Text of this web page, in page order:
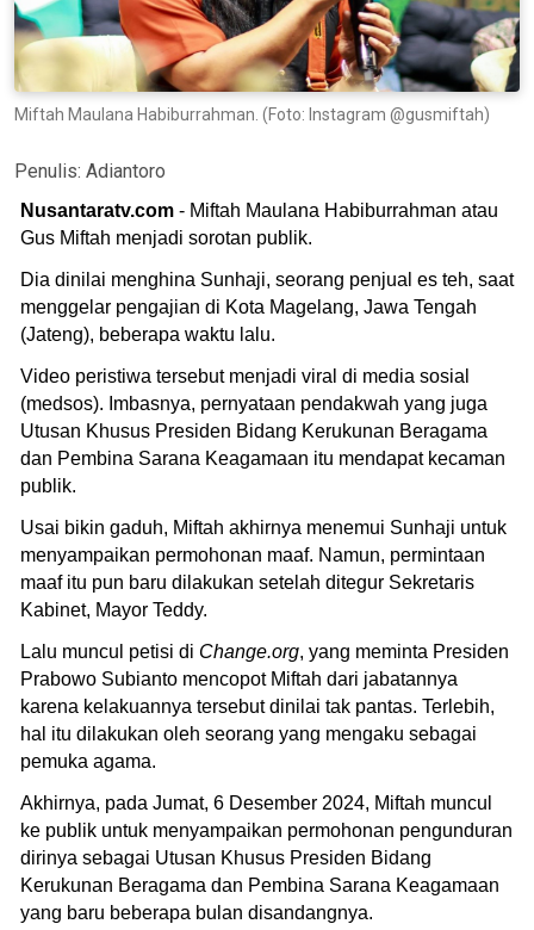
Miftah Maulana Habiburrahman. (Foto: Instagram @gusmiftah)
Penulis: Adiantoro
Nusantaratv.com - Miftah Maulana Habiburrahman atau
Gus Miftah menjadi sorotan publik.
Dia dinilai menghina Sunhaji, seorang penjual es teh, saat
menggelar pengajian di Kota Magelang, Jawa Tengah
(Jateng), beberapa waktu lalu.
Video peristiwa tersebut menjadi viral di media sosial
(medsos). Imbasnya, pernyataan pendakwah yang juga
Utusan Khusus Presiden Bidang Kerukunan Beragama
dan Pembina Sarana Keagamaan itu mendapat kecaman
publik.
Usai bikin gaduh, Miftah akhirnya menemui Sunhaji untuk
menyampaikan permohonan maaf. Namun, permintaan
maaf itu pun baru dilakukan setelah ditegur Sekretaris
Kabinet, Mayor Teddy.
Lalu muncul petisi di Change.org, yang meminta Presiden
Prabowo Subianto mencopot Miftah dari jabatannya
karena kelakuannya tersebut dinilai tak pantas. Terlebih,
hal itu dilakukan oleh seorang yang mengaku sebagai
pemuka agama.
Akhirnya, pada Jumat, 6 Desember 2024, Miftah muncul
ke publik untuk menyampaikan permohonan pengunduran
dirinya sebagai Utusan Khusus Presiden Bidang
Kerukunan Beragama dan Pembina Sarana Keagamaan
yang baru beberapa bulan disandangnya.